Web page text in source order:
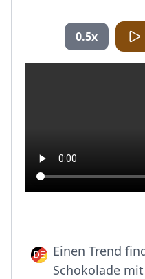
0.5x
Einen Trend
Schokolade